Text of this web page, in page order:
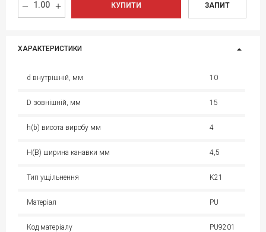
КУПИТИ ЗАПИТ
ХАРАКТЕРИСТИКИ
d внутрішній, мм 10
D зовнішній, мм 15
h(b) висота виробу мм 4
H(B) ширина канавки мм 4,5
Тип ущільнення K21
Матеріал PU
Код матеріалу PU9201